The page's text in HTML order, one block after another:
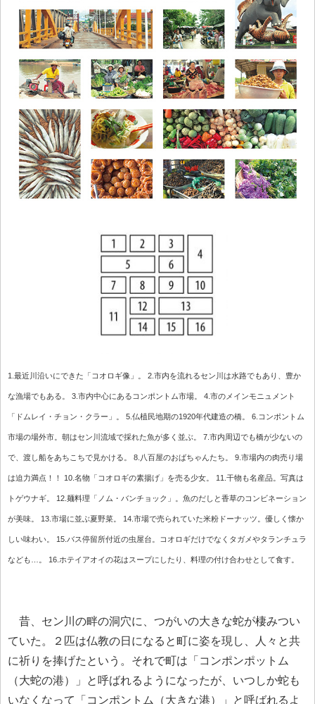
1.最近川沿いにできた「コオロギ像」。 2.市内を流れるセン川は水路でもあり、豊か
な漁場でもある。 3.市内中心にあるコンポントム市場。 4.市のメインモニュメント
「ドムレイ・チョン・クラー」。 5.仏植民地期の1920年代建造の橋。 6.コンポントム
市場の場外市。朝はセン川流域で採れた魚が多く並ぶ。 7.市内周辺でも橋が少ないの
で、渡し船をあちこちで見かける。 8.八百屋のおばちゃんたち。 9.市場内の肉売り場
は迫力満点！！ 10.名物「コオロギの素揚げ」を売る少女。 11.干物も名産品。写真は
トゲウナギ。 12.麺料理「ノム・バンチョック」。魚のだしと香草のコンビネーション
が美味。 13.市場に並ぶ夏野菜。 14.市場で売られていた米粉ドーナッツ。優しく懐か
しい味わい。 15.バス停留所付近の虫屋台。コオロギだけでなくタガメやタランチュラ
なども…。 16.ホテイアオイの花はスープにしたり、料理の付け合わせとして食す。
昔、セン川の畔の洞穴に、つがいの大きな蛇が棲みつい
ていた。２匹は仏教の日になると町に姿を現し、人々と共
に祈りを捧げたという。それで町は「コンポンポットム
（大蛇の港）」と呼ばれるようになったが、いつしか蛇も
いなくなって「コンポントム（大きな港）」と呼ばれるよ